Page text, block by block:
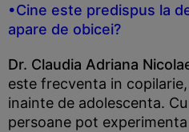
•Cine este predispus la
apare de obicei?
Dr. Claudia Adriana
este frecventa in
inainte de adolescenta.
persoane pot